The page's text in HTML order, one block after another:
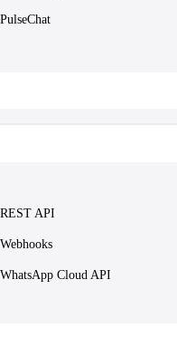
PulseChat
REST API
Webhooks
WhatsApp Cloud API